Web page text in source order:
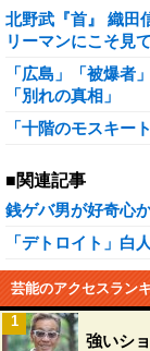
北野武『首』 織田
リーマンにこそ見
「広島」「被爆
「別れの真相」
「十階のモスキー
■関連記事
銭ゲバ男が好奇心
「デトロイト」白
芸能のアクセスラン
強いシ
1